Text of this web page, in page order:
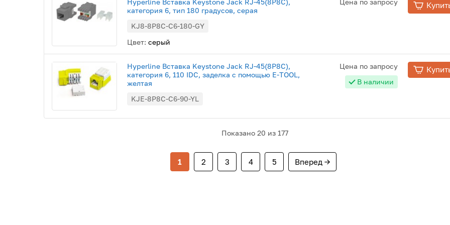
Hyperline Вставка Keystone Jack RJ-45(8P8C),
категория 6, тип 180 градусов, серая
KJ8-8P8C-C6-180-GY
Цвет: серый
Цена по запросу
Hyperline Вставка Keystone Jack RJ-45(8P8C),
категория 6, 110 IDC, заделка с помощью E-TOOL,
желтая
KJE-8P8C-C6-90-YL
Цена по запросу
В наличии
Показано 20 из 177
1 2 3 4 5 Вперед →